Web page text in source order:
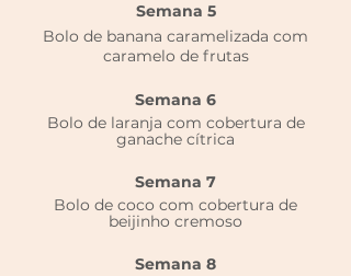
Semana 5
Bolo de banana caramelizada com
caramelo de frutas
Semana 6
Bolo de laranja com cobertura de
ganache cítrica
Semana 7
Bolo de coco com cobertura de
beijinho cremoso
Semana 8